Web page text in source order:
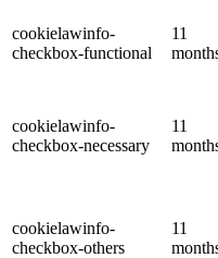
cookielawinfo-
checkbox-functional
11
cookielawinfo-
checkbox-necessary
11
cookielawinfo-
checkbox-others
11